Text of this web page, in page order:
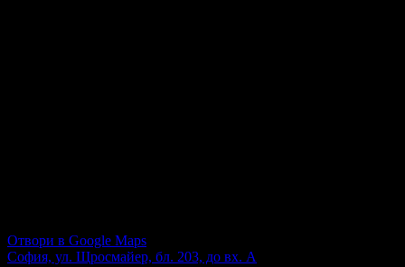
Отвори в Google Maps
София, ул. Щросмайер, бл. 203, до вх. А